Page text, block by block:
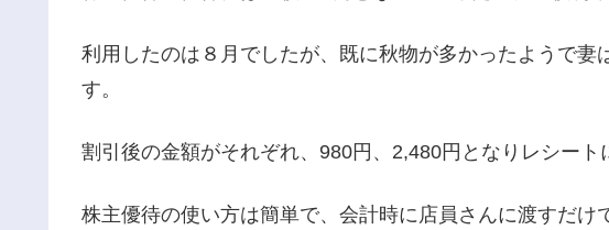
利用したのは８月でしたが、既に秋物が多かったようで
す。
割引後の金額がそれぞれ、980円、2,480円となりレシート
株主優待の使い方は簡単で、会計時に店員さんに渡すだけ